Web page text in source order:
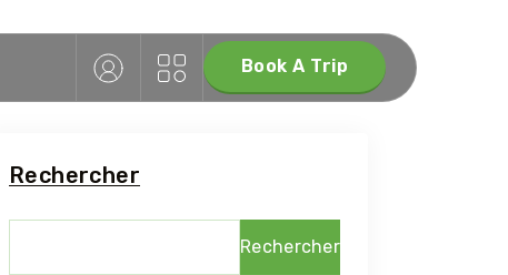
Book A Trip
Rechercher
Rechercher